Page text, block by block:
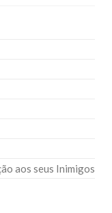
aos seus Inimigos